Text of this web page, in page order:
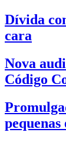
Dívida
cara
Nova
Código
pequenas